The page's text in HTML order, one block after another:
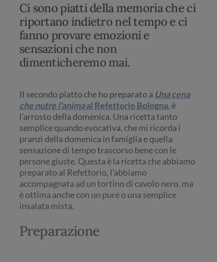
Ci sono piatti della memoria che ci
riportano indietro nel tempo e ci
fanno provare emozioni e
sensazioni che non
dimenticheremo mai.
Il secondo piatto che ho preparato a Una cena
che nutre l'animaal Refettorio Bologna, è
l’arrosto della domenica. Una ricetta tanto
semplice quando evocativa, che mi ricorda i
pranzi della domenica in famiglia e quella
sensazione di tempo trascorso bene con le
persone giuste. Questa è la ricetta che abbiamo
preparato al Refettorio, l’abbiamo
accompagnata ad un tortino di cavolo nero, ma
è ottima anche con un purè o una semplice
insalata mista.
Preparazione